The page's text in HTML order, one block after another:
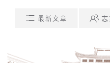
最新文章